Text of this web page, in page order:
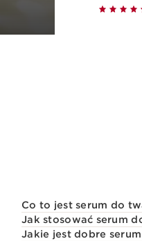
Co to jest serum do
Jak stosować serum
Jakie jest dobre